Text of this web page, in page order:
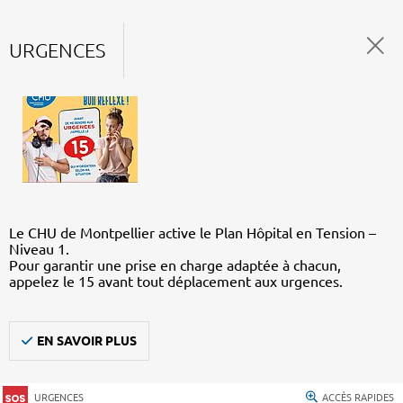
URGENCES
Le CHU de Montpellier active le Plan Hôpital en Tension –
Niveau 1.
Pour garantir une prise en charge adaptée à chacun,
appelez le 15 avant tout déplacement aux urgences.
EN SAVOIR PLUS
URGENCES ACCÈS RAPIDES